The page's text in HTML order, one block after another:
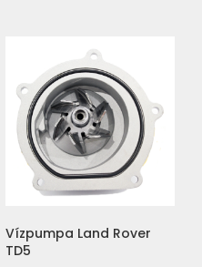
Vízpumpa Land Rover
TD5